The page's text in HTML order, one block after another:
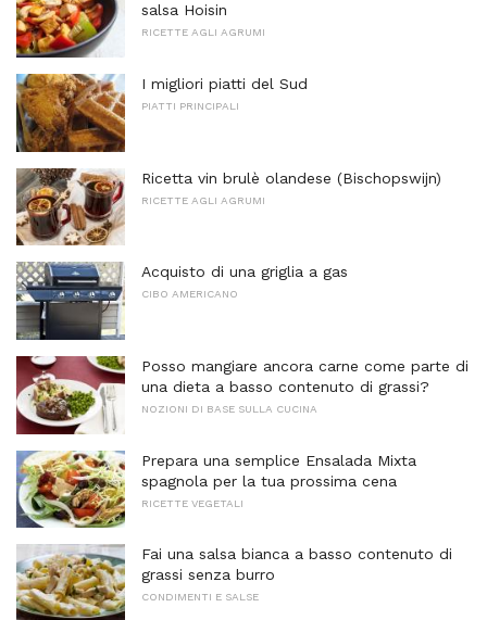
salsa Hoisin
RICETTE AGLI AGRUMI
I migliori piatti del Sud
PIATTI PRINCIPALI
Ricetta vin brulè olandese (Bischopswijn)
RICETTE AGLI AGRUMI
Acquisto di una griglia a gas
CIBO AMERICANO
Posso mangiare ancora carne come parte di
una dieta a basso contenuto di grassi?
NOZIONI DI BASE SULLA CUCINA
Prepara una semplice Ensalada Mixta
spagnola per la tua prossima cena
RICETTE VEGETALI
Fai una salsa bianca a basso contenuto di
grassi senza burro
CONDIMENTI E SALSE